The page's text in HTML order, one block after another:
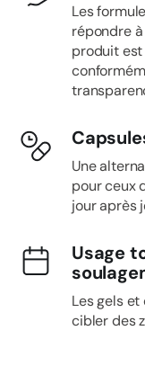
Les
répondre
produit est
Une
pour ceux
jour après
Usage
Les gels
cibler des